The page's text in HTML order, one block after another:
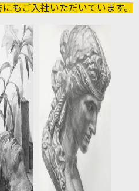
もご入社いただいています。